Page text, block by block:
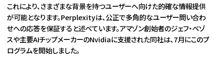
これにより、さまざまな背景を持つユーザーへ向けた的確な情報提供
が可能となります。Perplexityは、公正で多角的なユーザー問い合わ
せへの応答を保証すると述べています。アマゾン創始者のジェフ・ベゾ
スや主要AIチップメーカーのNvidiaに支援された同社は、7月にこのプ
ログラムを開始しました。